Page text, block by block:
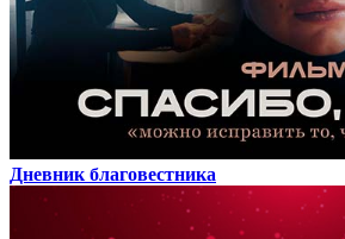
Дневник благовестника